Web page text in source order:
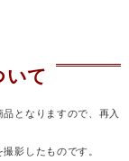
いて
となりますので、再入
影したものです。